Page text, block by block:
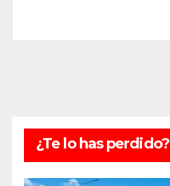
¿Te lo has perdido?